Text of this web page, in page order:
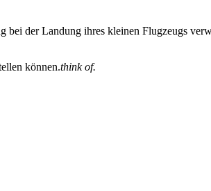
bei der Landung ihres kleinen Flugzeugs
können.think of.